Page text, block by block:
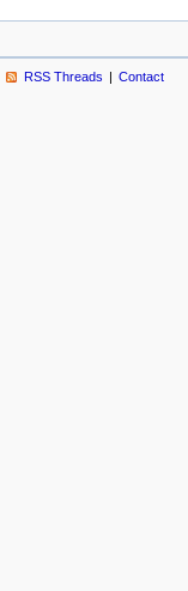
RSS Threads Contact